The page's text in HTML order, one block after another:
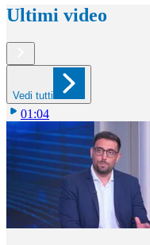
Ultimi video
Vedi tutti
01:04